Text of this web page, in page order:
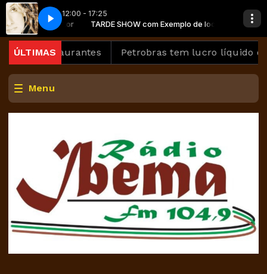
12:00 - 17:25
de locutor TARDE SHOW com Exemplo de locutor
You Loved Me Céline Dion - Because You Loved Me
ÚLTIMAS
e restaurantes Petrobras tem lucro líquido de
Menu